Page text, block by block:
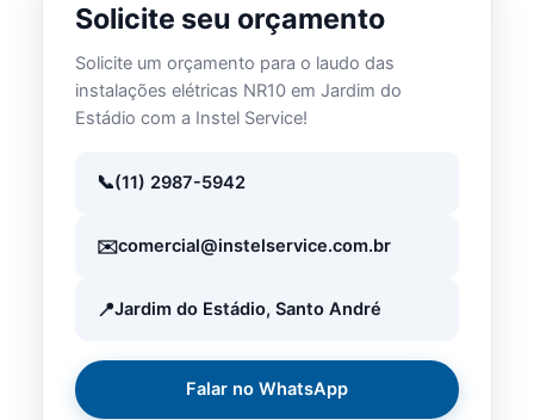
Solicite seu orçamento
Solicite um orçamento para o laudo das
instalações elétricas NR10 em Jardim do
Estádio com a Instel Service!
(11) 2987-5942
comercial@instelservice.com.br
Jardim do Estádio, Santo André
Falar no WhatsApp